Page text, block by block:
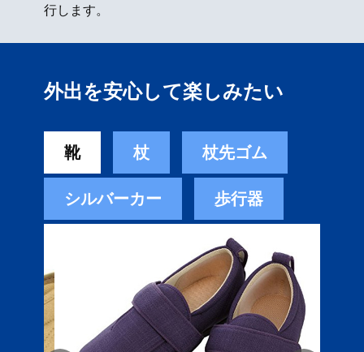
行します。
外出を安心して楽しみたい
靴 杖 杖先ゴム
シルバーカー 歩行器